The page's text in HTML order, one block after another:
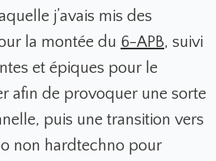
j’avais mis des
la montée du 6-APB, suivi
et épiques pour le
afin de provoquer une sorte
puis une transition vers
non hardtechno pour